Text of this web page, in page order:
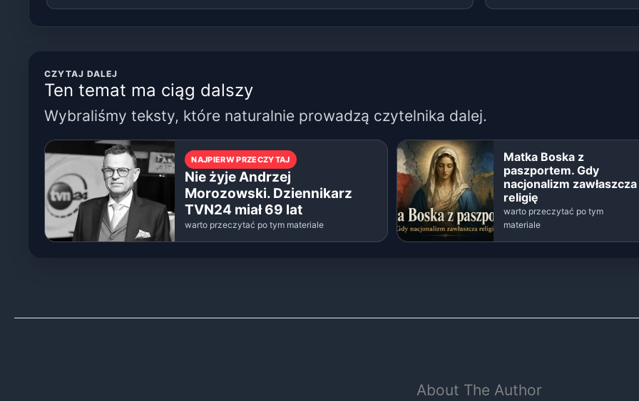
CZYTAJ DALEJ
Ten temat ma ciąg dalszy
Wybraliśmy teksty, które naturalnie prowadzą czytelnika dalej.
NAJPIERW PRZECZYTAJ
Nie żyje Andrzej
Morozowski. Dziennikarz
TVN24 miał 69 lat
warto przeczytać po tym materiale
Matka Boska z
paszportem. Gdy
nacjonalizm zawłaszcza
religię
warto przeczytać po tym
materiale
About The Author